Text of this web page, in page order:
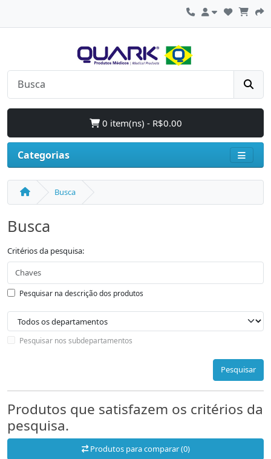
0 item(ns) - R$0.00
Categorias
Busca
Busca
Critérios da pesquisa:
Pesquisar na descrição dos produtos
Pesquisar nos subdepartamentos
Pesquisar
Produtos que satisfazem os critérios da
pesquisa.
Produtos para comparar (0)